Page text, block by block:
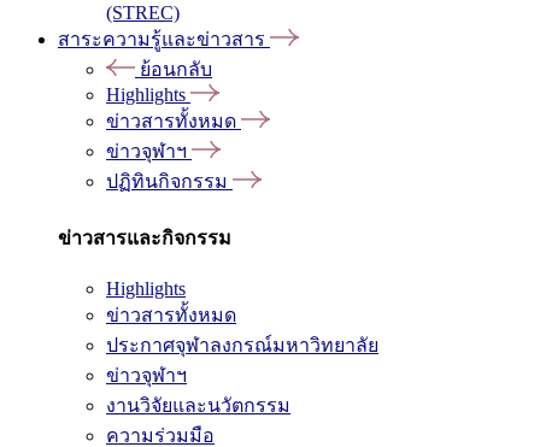
(STREC)
สาระความรู้และข่าวสาร
ย้อนกลับ
Highlights
ข่าวสารทั้งหมด
ข่าวจุฬาฯ
ปฏิทินกิจกรรม
ข่าวสารและกิจกรรม
Highlights
ข่าวสารทั้งหมด
ประกาศจุฬาลงกรณ์มหาวิทยาลัย
ข่าวจุฬาฯ
งานวิจัยและนวัตกรรม
ความร่วมมือ